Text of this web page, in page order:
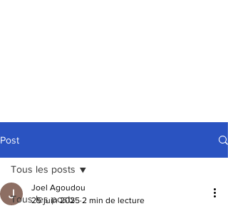
Post
Tous les posts
Tous les posts
Joel Agoudou
25 juin 2025 2 min de lecture